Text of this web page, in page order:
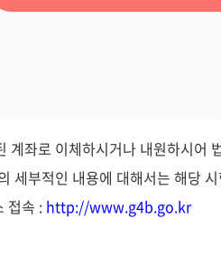
계좌로 이체하시거나 내원하시어
세부적인 내용에 대해서는 해당
접속 : http://www.g4b.go.kr